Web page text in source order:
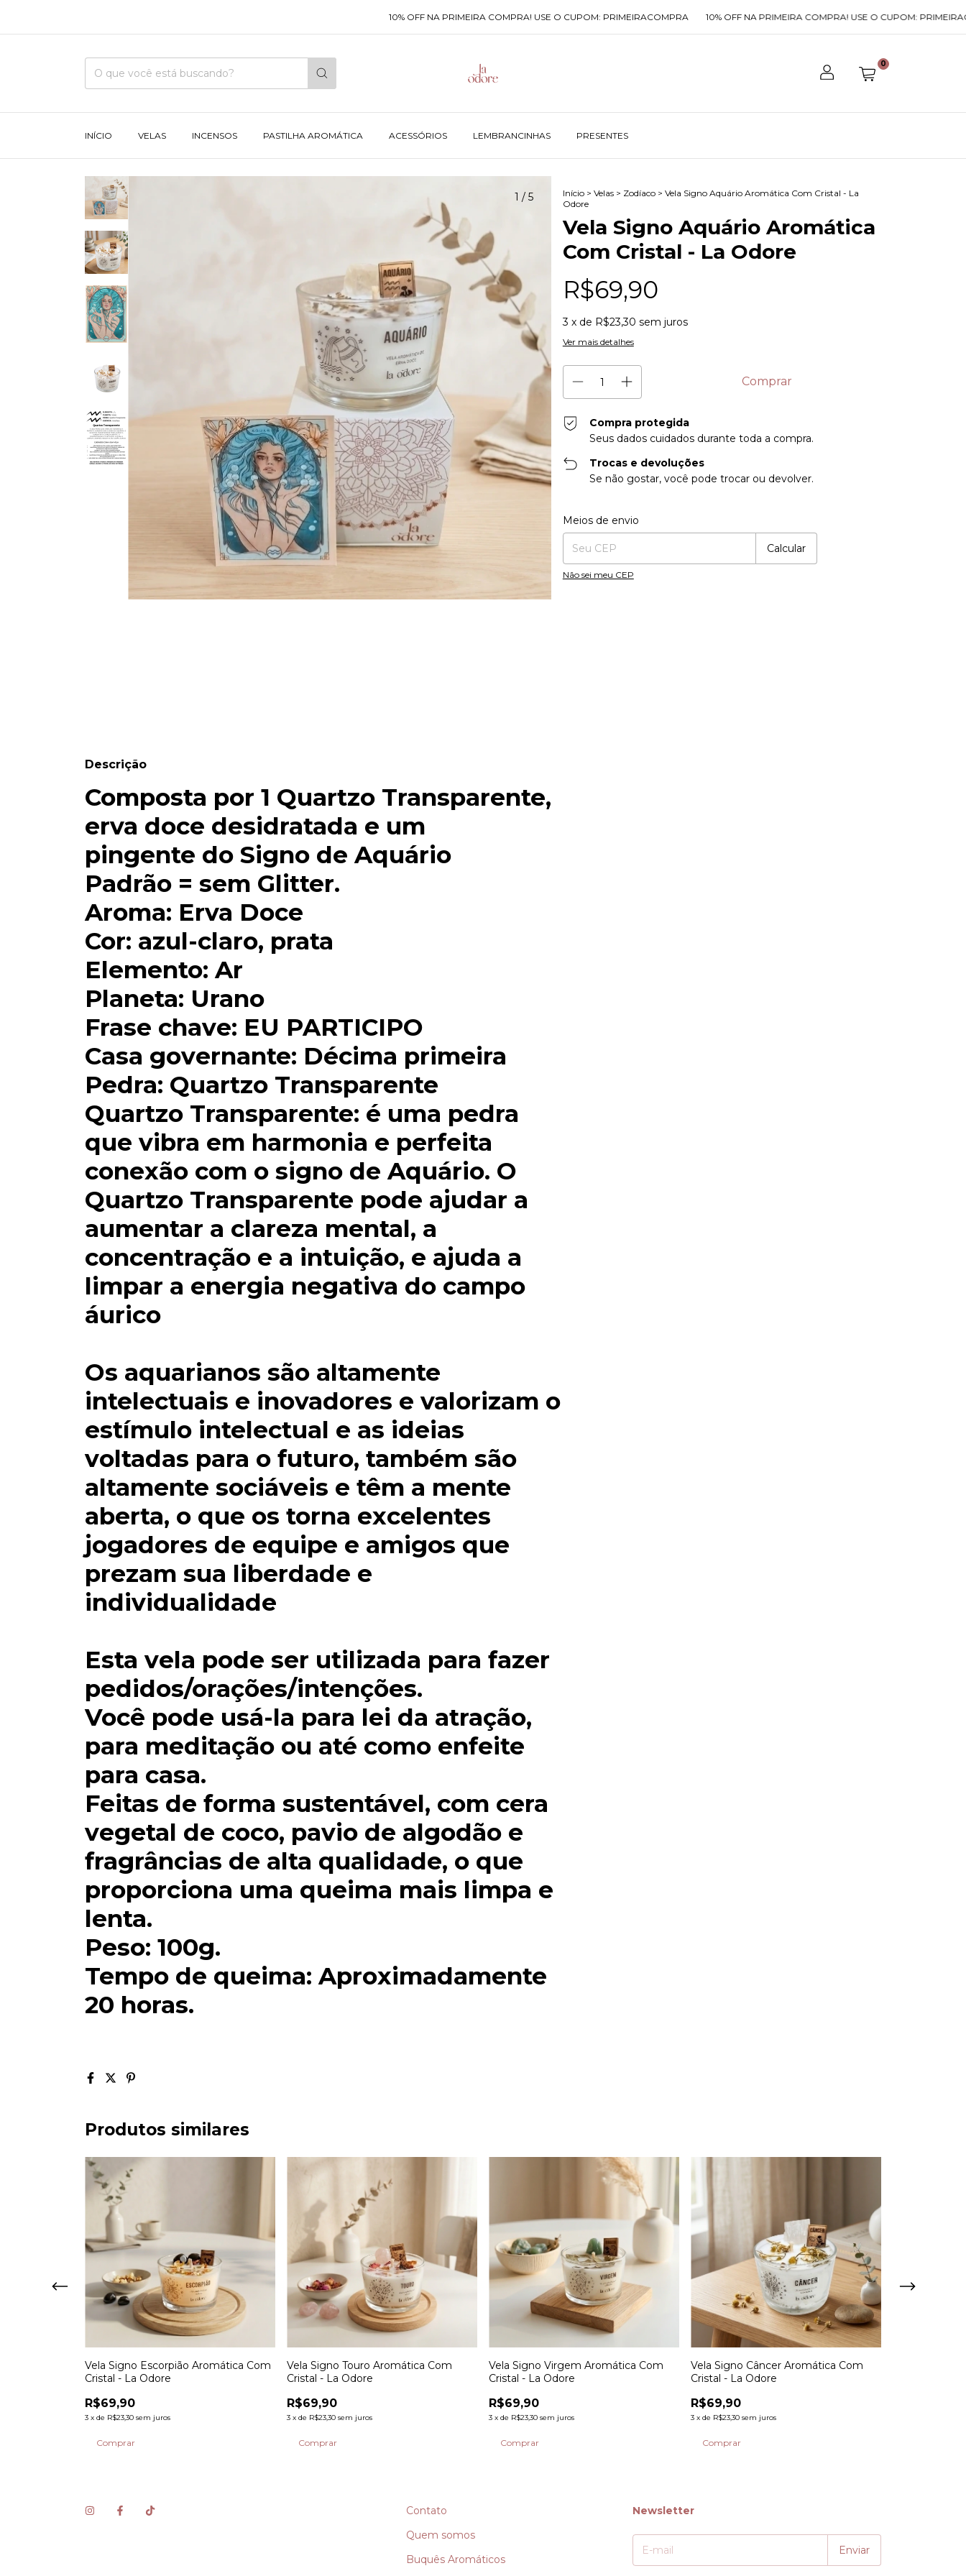
10% OFF NA PRIMEIRA COMPRA! USE O CUPOM: PRIMEIRACOMPRA 10% OFF NA PRIMEIRA COMPRA! USE O CUPOM: PRIMEIRACOMPRA
0
INÍCIO VELAS INCENSOS PASTILHA AROMÁTICA ACESSÓRIOS LEMBRANCINHAS PRESENTES
1 / 5 Início > Velas > Zodíaco > Vela Signo Aquário Aromática Com Cristal - La
Odore
Vela Signo Aquário Aromática
Com Cristal - La Odore
R$69,90
3 x de R$23,30 sem juros
Ver mais detalhes
Compra protegida
Seus dados cuidados durante toda a compra.
Trocas e devoluções
Se não gostar, você pode trocar ou devolver.
Entregas para o CEP:
Meios de envio
Calcular
Não sei meu CEP
Descrição
Composta por 1 Quartzo Transparente,
erva doce desidratada e um
pingente do Signo de Aquário
Padrão = sem Glitter.
Aroma: Erva Doce
Cor: azul-claro, prata
Elemento: Ar
Planeta: Urano
Frase chave: EU PARTICIPO
Casa governante: Décima primeira
Pedra: Quartzo Transparente
Quartzo Transparente: é uma pedra
que vibra em harmonia e perfeita
conexão com o signo de Aquário. O
Quartzo Transparente pode ajudar a
aumentar a clareza mental, a
concentração e a intuição, e ajuda a
limpar a energia negativa do campo
áurico
Os aquarianos são altamente
intelectuais e inovadores e valorizam o
estímulo intelectual e as ideias
voltadas para o futuro, também são
altamente sociáveis e têm a mente
aberta, o que os torna excelentes
jogadores de equipe e amigos que
prezam sua liberdade e
individualidade
Esta vela pode ser utilizada para fazer
pedidos/orações/intenções.
Você pode usá-la para lei da atração,
para meditação ou até como enfeite
para casa.
Feitas de forma sustentável, com cera
vegetal de coco, pavio de algodão e
fragrâncias de alta qualidade, o que
proporciona uma queima mais limpa e
lenta.
Peso: 100g.
Tempo de queima: Aproximadamente
20 horas.
Produtos similares
Vela Signo Escorpião Aromática Com
Cristal - La Odore
R$69,90
3 x de R$23,30 sem juros
Vela Signo Touro Aromática Com
Cristal - La Odore
R$69,90
3 x de R$23,30 sem juros
Vela Signo Virgem Aromática Com
Cristal - La Odore
R$69,90
3 x de R$23,30 sem juros
Vela Signo Câncer Aromática Com
Cristal - La Odore
R$69,90
3 x de R$23,30 sem juros
Contato
Quem somos
Buquês Aromáticos
Newsletter